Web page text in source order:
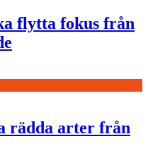
flytta fokus från
rädda arter från